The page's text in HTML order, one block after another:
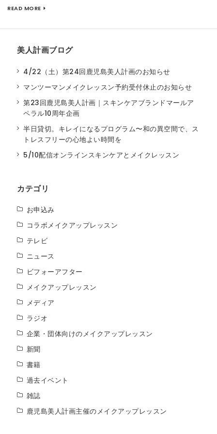
READ MORE
美人計画ブログ
4/22（土）第24回鹿児島美人計画のお知らせ
マンツーマンメイクレッスン予約受付休止のお知らせ
第23回鹿児島美人計画｜スキンケアブランドマールア
ペラル10周年企画
半日貸切。キレイになるプログラム〜和の異空間で、ス
トレスフリーの心地よい時間を
5/10配信オンラインスキンケアとメイクレッスン
カテゴリ
お申込み
コラボメイクアップレッスン
テレビ
ニュース
ビフォーアフター
メイクアップレッスン
メディア
ラジオ
企業・団体向けのメイクアップレッスン
新聞
書籍
過去イベント
雑誌
鹿児島美人計画主催のメイクアップレッスン